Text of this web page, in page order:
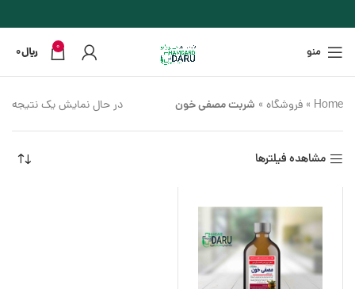
منو 0 ﷼0
Home
» فروشگاه » شربت مصفی خون در حال نمایش یک نتیجه
مشاهده فیلترها